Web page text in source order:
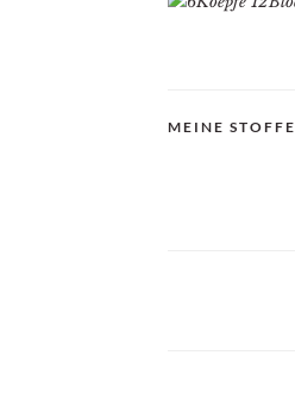
MEINE STOFFE